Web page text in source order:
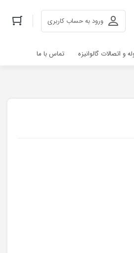
ورود به حساب کاربری
و اتصالات گالوانیزه تماس با ما